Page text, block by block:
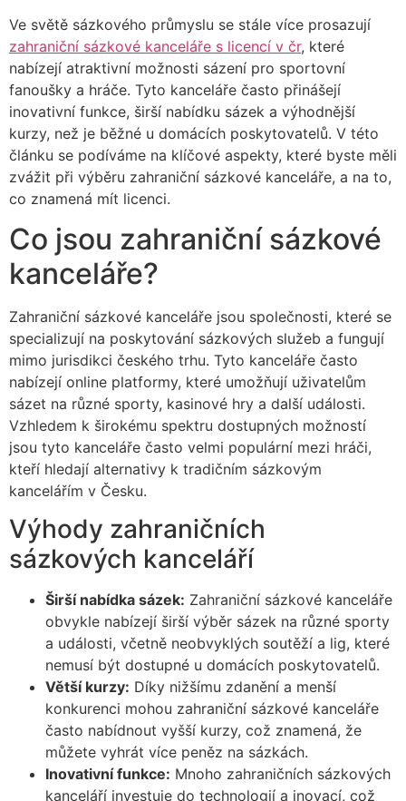
Ve světě sázkového průmyslu se stále více prosazují
zahraniční sázkové kanceláře s licencí v čr, které
nabízejí atraktivní možnosti sázení pro sportovní
fanoušky a hráče. Tyto kanceláře často přinášejí
inovativní funkce, širší nabídku sázek a výhodnější
kurzy, než je běžné u domácích poskytovatelů. V této
článku se podíváme na klíčové aspekty, které byste měli
zvážit při výběru zahraniční sázkové kanceláře, a na to,
co znamená mít licenci.
Co jsou zahraniční sázkové
kanceláře?
Zahraniční sázkové kanceláře jsou společnosti, které se
specializují na poskytování sázkových služeb a fungují
mimo jurisdikci českého trhu. Tyto kanceláře často
nabízejí online platformy, které umožňují uživatelům
sázet na různé sporty, kasinové hry a další události.
Vzhledem k širokému spektru dostupných možností
jsou tyto kanceláře často velmi populární mezi hráči,
kteří hledají alternativy k tradičním sázkovým
kancelářím v Česku.
Výhody zahraničních
sázkových kanceláří
Širší nabídka sázek: Zahraniční sázkové kanceláře
obvykle nabízejí širší výběr sázek na různé sporty
a události, včetně neobvyklých soutěží a lig, které
nemusí být dostupné u domácích poskytovatelů.
Větší kurzy: Díky nižšímu zdanění a menší
konkurenci mohou zahraniční sázkové kanceláře
často nabídnout vyšší kurzy, což znamená, že
můžete vyhrát více peněz na sázkách.
Inovativní funkce: Mnoho zahraničních sázkových
kanceláří investuje do technologií a inovací, což